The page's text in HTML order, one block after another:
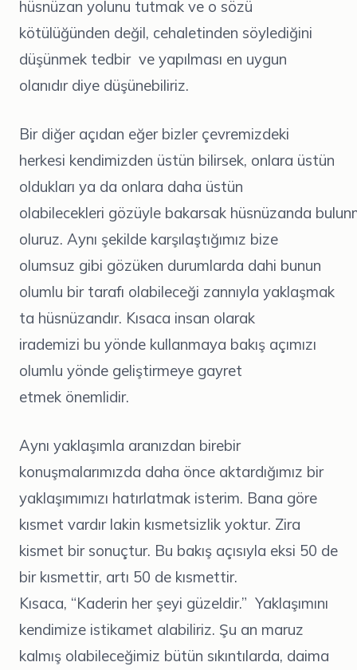
hüsnüzan yolunu tutmak ve o sözü
kötülüğünden değil, cehaletinden söylediğini
düşünmek tedbir ve yapılması en uygun
olanıdır diye düşünebiliriz.
Bir diğer açıdan eğer bizler çevremizdeki
herkesi kendimizden üstün bilirsek, onlara üstün
oldukları ya da onlara daha üstün
olabilecekleri gözüyle bakarsak hüsnüzanda
oluruz. Aynı şekilde karşılaştığımız bize
olumsuz gibi gözüken durumlarda dahi bunun
olumlu bir tarafı olabileceği zannıyla yaklaşmak
ta hüsnüzandır. Kısaca insan olarak
irademizi bu yönde kullanmaya bakış açımızı
olumlu yönde geliştirmeye gayret
etmek önemlidir.
Aynı yaklaşımla aranızdan birebir
konuşmalarımızda daha önce aktardığımız bir
yaklaşımımızı hatırlatmak isterim. Bana göre
kısmet vardır lakin kısmetsizlik yoktur. Zira
kismet bir sonuçtur. Bu bakış açısıyla eksi 50 de
bir kısmettir, artı 50 de kısmettir.
Kısaca, “Kaderin her şeyi güzeldir.” Yaklaşımını
kendimize istikamet alabiliriz. Şu an maruz
kalmış olabileceğimiz bütün sıkıntılarda, daima